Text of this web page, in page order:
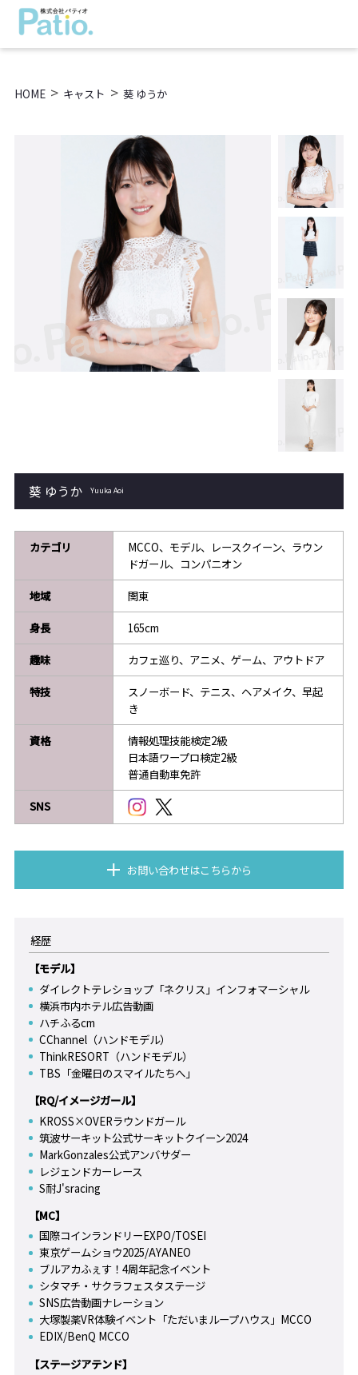
HOME > キャスト > 葵 ゆうか
葵 ゆうか Yuuka Aoi
カテゴリ
MCCO、モデル、レースクイーン、ラウン
ドガール、コンパニオン
地域
関東
身長
165cm
趣味
カフェ巡り、アニメ、ゲーム、アウトドア
特技
スノーボード、テニス、ヘアメイク、早起
き
資格
情報処理技能検定2級
日本語ワープロ検定2級
普通自動車免許
SNS
お問い合わせはこちらから
経歴
【モデル】
ダイレクトテレショップ「ネクリス」インフォマーシャル
横浜市内ホテル広告動画
ハチふるcm
CChannel（ハンドモデル）
ThinkRESORT（ハンドモデル）
TBS「金曜日のスマイルたちへ」
【RQ/イメージガール】
KROSS×OVERラウンドガール
筑波サーキット公式サーキットクイーン2024
MarkGonzales公式アンバサダー
レジェンドカーレース
S耐J'sracing
【MC】
国際コインランドリーEXPO/TOSEI
東京ゲームショウ2025/AYANEO
ブルアカふぇす！4周年記念イベント
シタマチ・サクラフェスタステージ
SNS広告動画ナレーション
大塚製薬VR体験イベント「ただいまループハウス」MCCO
EDIX/BenQ MCCO
【ステージアテンド】